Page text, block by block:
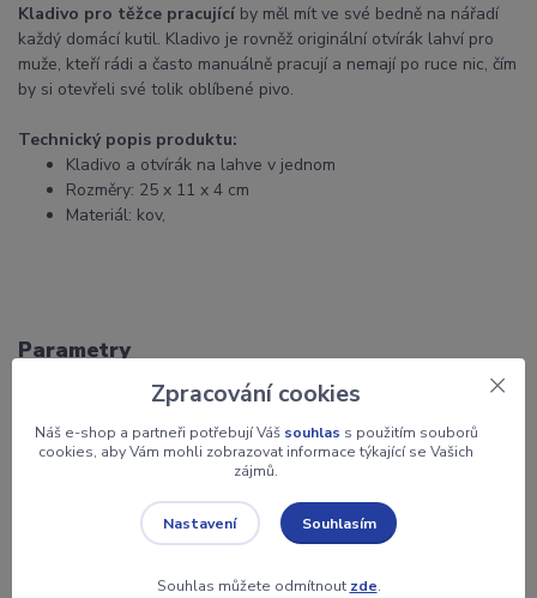
Kladivo pro těžce pracující by měl mít ve své bedně na nářadí
každý domácí kutil. Kladivo je rovněž originální otvírák lahví pro
muže, kteří rádi a často manuálně pracují a nemají po ruce nic, čím
by si otevřeli své tolik oblíbené pivo.
Technický popis produktu:
Kladivo a otvírák na lahve v jednom
Rozměry: 25 x 11 x 4 cm
Materiál: kov,
Parametry
Zpracování cookies
Náš e-shop a partneři potřebují Váš souhlas s použitím souborů
cookies, aby Vám mohli zobrazovat informace týkající se Vašich
zájmů.
Nastavení Souhlasím
Souhlas můžete odmítnout zde.